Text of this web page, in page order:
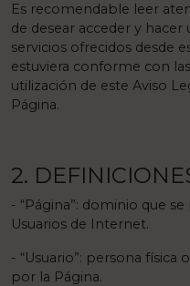
Es recomendable leer
de desear acceder y
servicios ofrecidos desde
estuviera conforme con
utilización de este Aviso
Página.
2.
- “Página”: dominio que
Usuarios de Internet.
- “Usuario”: persona física
por la Página.